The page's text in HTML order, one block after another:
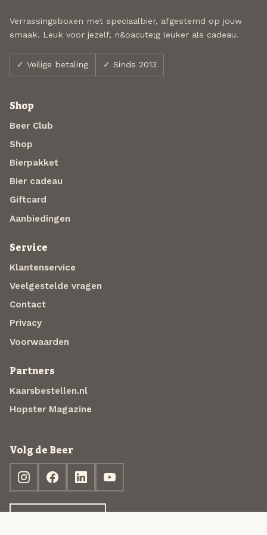
Verrassingsboxen met speciaalbier, afgestemd op jouw
smaak. Leuk voor jezelf, n&oacute;g leuker als cadeau.
✓ Veilige betaling ✓ Sinds 2013
Shop
Beer Club
Shop
Bierpakket
Bier cadeau
Giftcard
Aanbiedingen
Service
Klantenservice
Veelgestelde vragen
Contact
Privacy
Voorwaarden
Partners
Kaarsbestellen.nl
Hopster Magazine
Volg de Beer